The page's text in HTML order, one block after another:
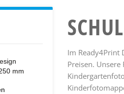
Im Ready4Print
Preisen.
mm